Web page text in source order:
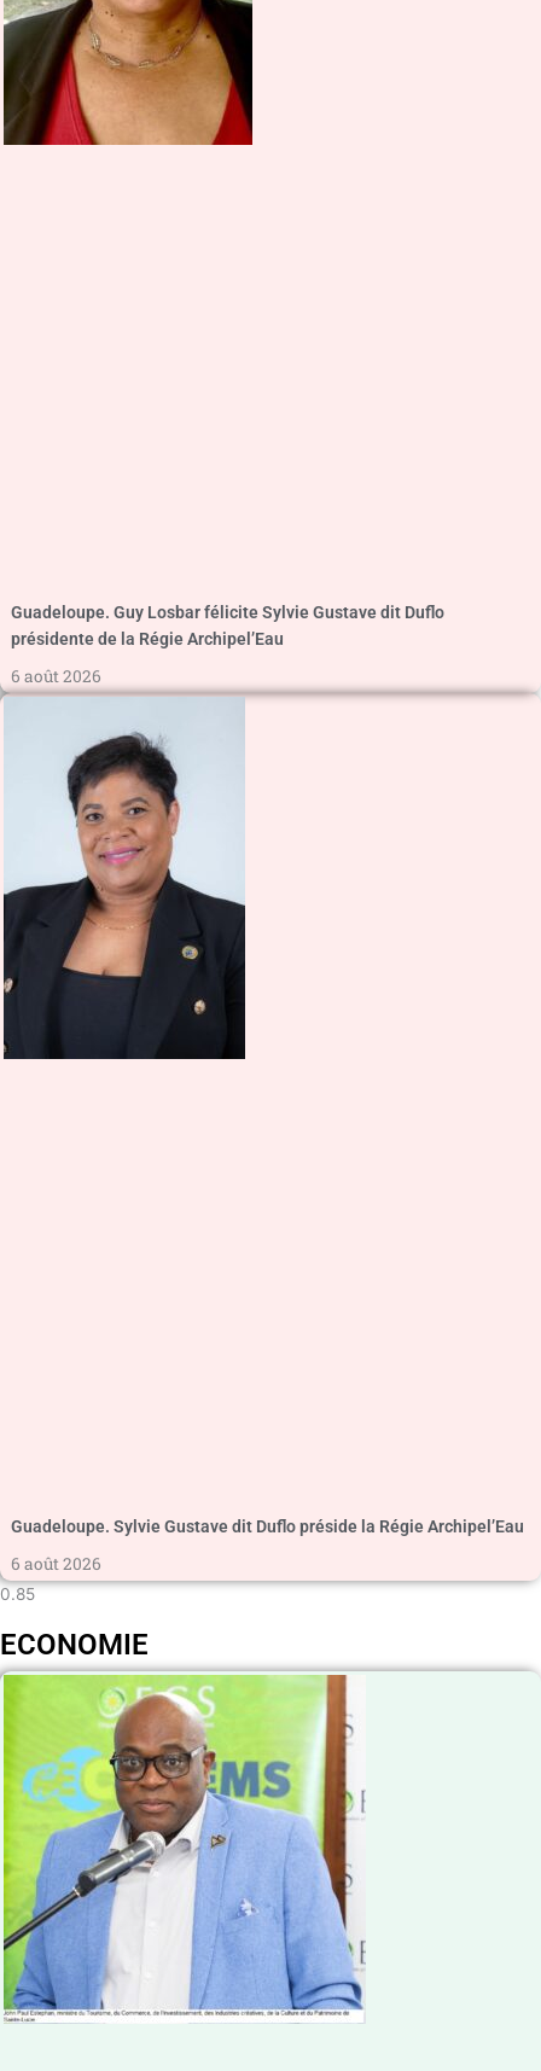
Guadeloupe. Guy Losbar félicite Sylvie Gustave dit Duflo
présidente de la Régie Archipel’Eau
6 août 2026
Guadeloupe. Sylvie Gustave dit Duflo préside la Régie Archipel’Eau
6 août 2026
ECONOMIE